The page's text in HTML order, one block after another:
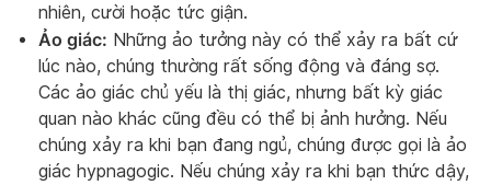
nhiên, cười hoặc tức giận.
Ảo giác: Những ảo tưởng này có thể xảy ra bất cứ
lúc nào, chúng thường rất sống động và đáng sợ.
Các ảo giác chủ yếu là thị giác, nhưng bất kỳ giác
quan nào khác cũng đều có thể bị ảnh hưởng. Nếu
chúng xảy ra khi bạn đang ngủ, chúng được gọi là ảo
giác hypnagogic. Nếu chúng xảy ra khi bạn thức dậy,